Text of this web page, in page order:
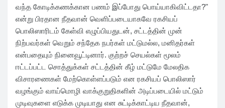
வந்த கோடிக்கணக்கான பணம் இப்போது பொய்யாகிவிட்டதா?"
என்று பிரதான நீதவான் வெளிப்படையாகவே ரகசியப்
பொலிஸாரிடம் கேள்வி எழுப்பியதுடன், சட்டத்தின் முன்
நிற்பவர்கள் வெறும் சந்தேக நபர்கள் மட்டுமல்ல, மனிதர்கள்
என்பதையும் நினைவூட்டினார். குற்றச் செயல்கள் மூலம்
ஈட்டப்பட்ட சொத்துக்கள் சட்டத்தின் கீழ் மட்டுமே மேலதிக
விசாரணைகள் மேற்கொள்ளப்படும் என ரகசியப் பொலிஸார்
வழங்கும் வாய்மொழி வாக்குறுதிகளின் அடிப்படையில் மட்டும்
முடிவுகளை எடுக்க முடியாது என சுட்டிக்காட்டிய நீதவான்,